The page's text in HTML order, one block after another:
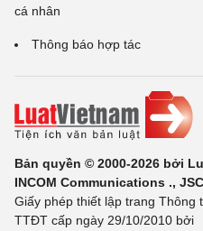
cá nhân
Thông báo hợp tác
Bản quyền © 2000-2026 bởi
INCOM Communications ., JSC
Giấy phép thiết lập trang Thông
TTĐT cấp ngày 29/10/2010 bởi